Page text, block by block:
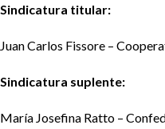
Sindicatura titular:
Juan Carlos Fissore –
Sindicatura suplente:
María Josefina Ratto –